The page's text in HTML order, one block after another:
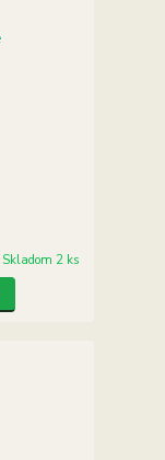
Skladom 2 ks